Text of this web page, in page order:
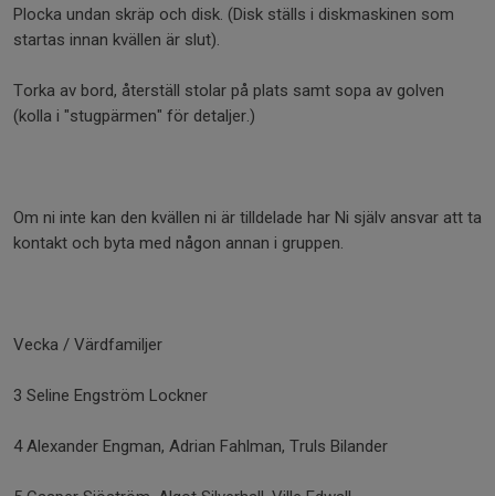
Plocka undan skräp och disk. (Disk ställs i diskmaskinen som
startas innan kvällen är slut).
Torka av bord, återställ stolar på plats samt sopa av golven
(kolla i "stugpärmen" för detaljer.)
Om ni inte kan den kvällen ni är tilldelade har Ni själv ansvar att ta
kontakt och byta med någon annan i gruppen.
Vecka / Värdfamiljer
3 Seline Engström Lockner
4 Alexander Engman, Adrian Fahlman, Truls Bilander